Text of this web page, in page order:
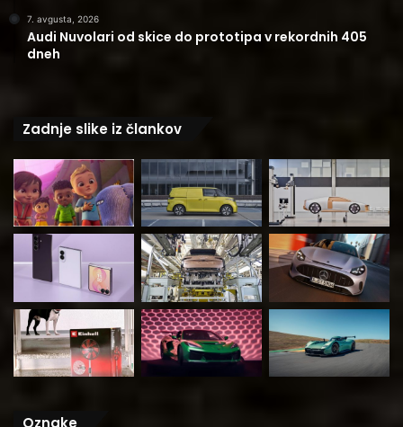
7. avgusta, 2026
Audi Nuvolari od skice do prototipa v rekordnih 405
dneh
Zadnje slike iz člankov